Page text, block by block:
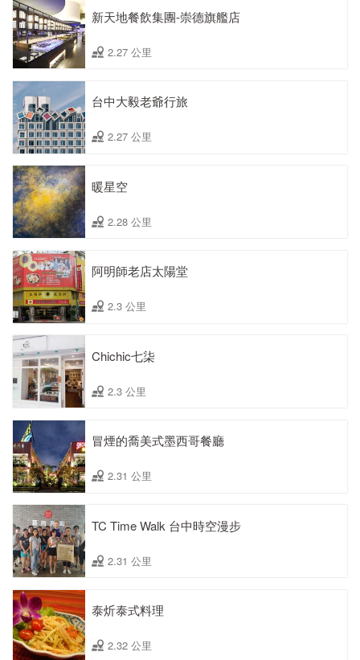
新天地餐飲集團-崇德旗艦店
2.27 公里
台中大毅老爺行旅
2.27 公里
暖星空
2.28 公里
阿明師老店太陽堂
2.3 公里
Chichic七柒
2.3 公里
冒煙的喬美式墨西哥餐廳
2.31 公里
TC Time Walk 台中時空漫步
2.31 公里
泰炘泰式料理
2.32 公里